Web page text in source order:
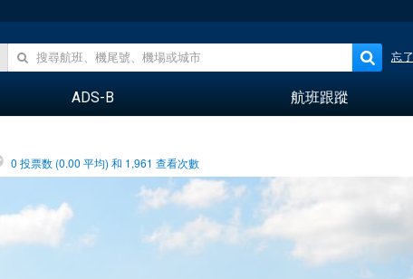
忘
ADS-B 航班跟蹤
0 投票数 (0.00 平均) 和 1,961 查看次數